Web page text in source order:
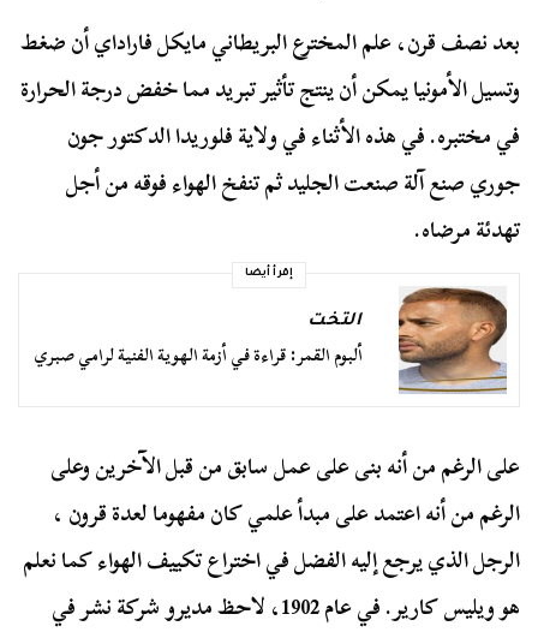
بعد نصف قرن، علم المخترع البريطاني مايكل فاراداي أن ضغط
وتسيل الأمونيا يمكن أن ينتج تأثير تبريد مما خفض درجة الحرارة
في مختبره. في هذه الأثناء في ولاية فلوريدا الدكتور جون
جوري صنع آلة صنعت الجليد ثم تنفخ الهواء فوقه من أجل
تهدئة مرضاه.
إقرأ أيضا
التخت
ألبوم القمر: قراءة في أزمة الهوية الفنية لرامي صبري
على الرغم من أنه بنى على عمل سابق من قبل الآخرين وعلى
الرغم من أنه اعتمد على مبدأ علمي كان مفهوما لعدة قرون ،
الرجل الذي يرجع إليه الفضل في اختراع تكييف الهواء كما نعلم
هو ويليس كارير. في عام 1902، لاحظ مديرو شركة نشر في